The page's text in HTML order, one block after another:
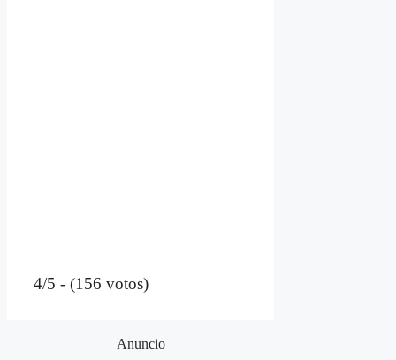
4/5 - (156 votos)
Anuncio